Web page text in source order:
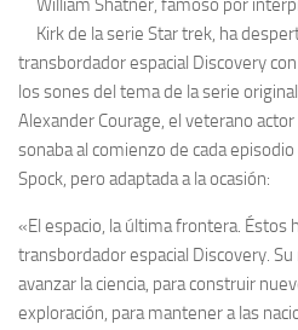
William Shatner, famoso por
Kirk de la serie Star trek, ha
transbordador espacial Discovery
los sones del tema de la serie
Alexander Courage, el veterano
sonaba al comienzo de cada
Spock, pero adaptada a la ocasión:
«El espacio, la última frontera. Éstos
transbordador espacial Discovery.
avanzar la ciencia, para construir
exploración, para mantener a las